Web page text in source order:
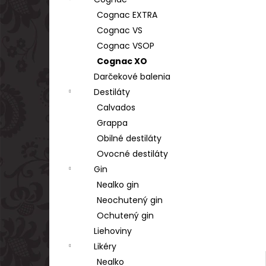
Cognac EXTRA
Cognac VS
Cognac VSOP
Cognac XO
Darčekové balenia
Destiláty
Calvados
Grappa
Obilné destiláty
Ovocné destiláty
Gin
Nealko gin
Neochutený gin
Ochutený gin
Liehoviny
Likéry
Nealko
TSARSKAYA CHARKA VODKA GOLD 1L
€17,90